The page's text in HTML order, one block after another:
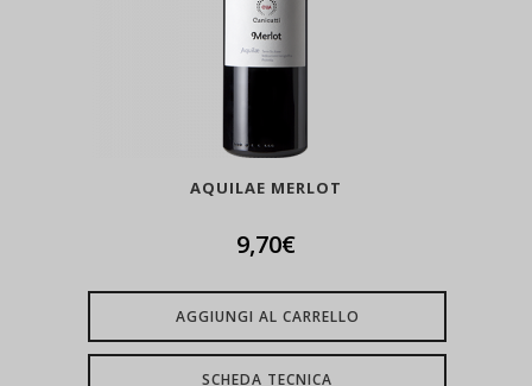
AQUILAE MERLOT
9,70€
AGGIUNGI AL CARRELLO
SCHEDA TECNICA